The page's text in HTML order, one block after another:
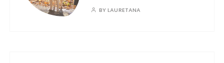
BYLAURETANA